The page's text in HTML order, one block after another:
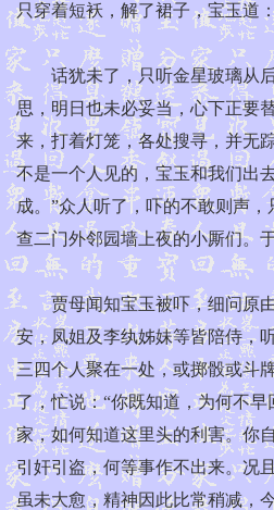
只穿着短袄，解了裙子，宝玉道
话犹未了，只听金星玻璃从后
思，明日也未必妥当，心下正要
来，打着灯笼，各处搜寻，并无
不是一个人见的，宝玉和我们出
成。”众人听了，吓的不敢则声
查二门外邻园墙上夜的小厮们。
贾母闻知宝玉被吓，细问原由
安，凤姐及李纨姊妹等皆陪侍，
三四个人聚在一处，或掷骰或斗
了，忙说：“你既知道，为何不
家，如何知道这里头的利害。你
引奸引盗，何等事作不出来。况
虽未大愈，精神因此比常稍减，